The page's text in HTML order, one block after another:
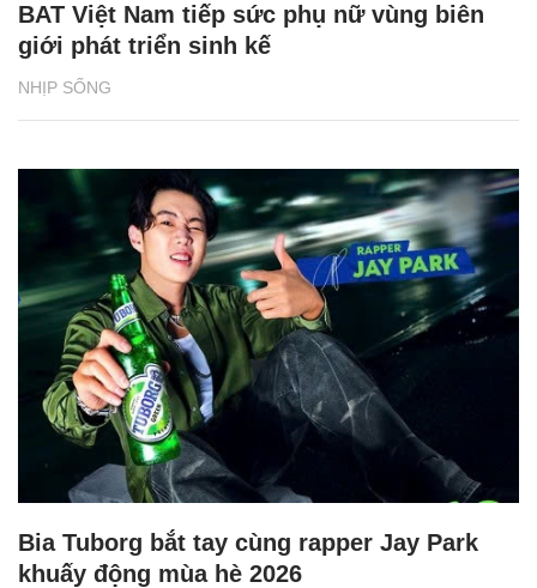
NHỊP SỐNG
BAT Việt Nam tiếp sức phụ nữ vùng biên
giới phát triển sinh kế
Bia Tuborg bắt tay cùng rapper Jay Park
khuấy động mùa hè 2026